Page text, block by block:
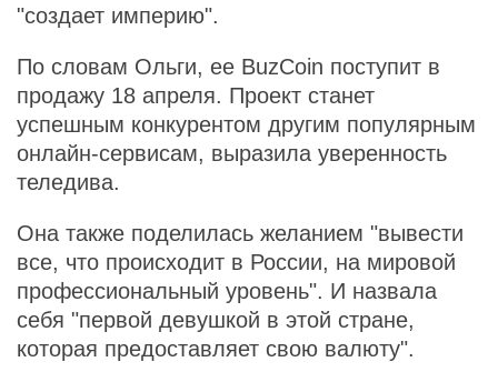
"создает империю".
По словам Ольги, ее BuzСoin поступит в
продажу 18 апреля. Проект станет
успешным конкурентом другим популярным
онлайн-сервисам, выразила уверенность
теледива.
Она также поделилась желанием "вывести
все, что происходит в России, на мировой
профессиональный уровень". И назвала
себя "первой девушкой в этой стране,
которая предоставляет свою валюту".